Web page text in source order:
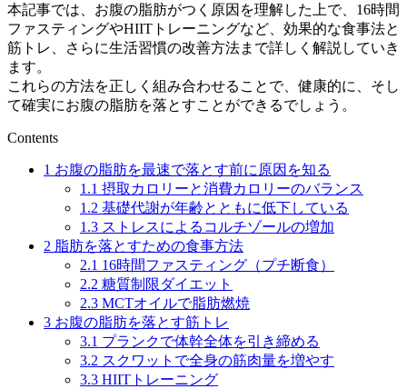
本記事では、お腹の脂肪がつく原因を理解した上で、16時間
ファスティングやHIITトレーニングなど、効果的な食事法と
筋トレ、さらに生活習慣の改善方法まで詳しく解説していき
ます。
これらの方法を正しく組み合わせることで、健康的に、そし
て確実にお腹の脂肪を落とすことができるでしょう。
Contents
1 お腹の脂肪を最速で落とす前に原因を知る
1.1 摂取カロリーと消費カロリーのバランス
1.2 基礎代謝が年齢とともに低下している
1.3 ストレスによるコルチゾールの増加
2 脂肪を落とすための食事方法
2.1 16時間ファスティング（プチ断食）
2.2 糖質制限ダイエット
2.3 MCTオイルで脂肪燃焼
3 お腹の脂肪を落とす筋トレ
3.1 プランクで体幹全体を引き締める
3.2 スクワットで全身の筋肉量を増やす
3.3 HIITトレーニング